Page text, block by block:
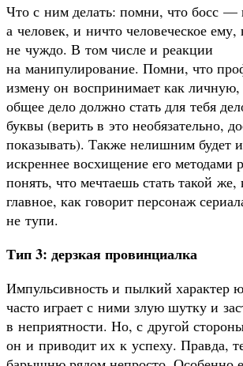
Что с ним делать: помни, что босс —
а человек, и ничто человеческое
не чуждо. В том числе и реакции
на манипулирование. Помни, что
измену он воспринимает как
общее дело должно стать для тебя
буквы (верить в это необязательно,
показывать). Также нелишним будет
искреннее восхищение его методами
понять, что мечтаешь стать такой
главное, как говорит персонаж
не тупи.
Тип 3: дерзкая провинциалка
Импульсивность и пылкий характер
часто играет с ними злую шутку и
в неприятности. Но, с другой
он и приводит их к успеху. Правда,